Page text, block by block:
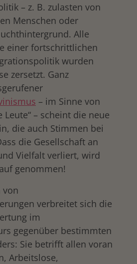
– z. B. zulasten von
Menschen oder
Alle
einer fortschrittlichen
wurden
zersetzt. Ganz
– im Sinne von
Leute“ – scheint die neue
die auch Stimmen bei
die Gesellschaft an
Vielfalt verliert, wird
genommen!
von
verbreitet sich die
im
gegenüber bestimmten
Sie betrifft allen voran
Arbeitslose,